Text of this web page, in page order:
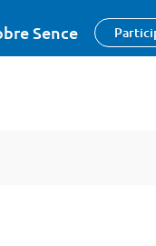
Sence